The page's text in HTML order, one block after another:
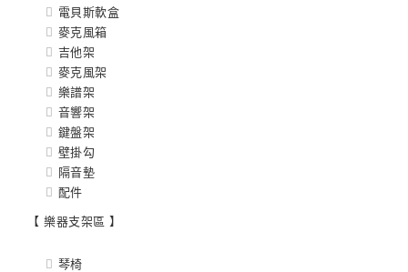
電貝斯軟盒
麥克風箱
吉他架
麥克風架
樂譜架
音響架
鍵盤架
壁掛勾
隔音墊
配件
【 樂器支架區 】
琴椅